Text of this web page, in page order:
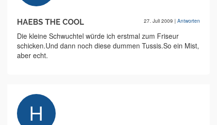
HAEBS THE COOL 27. Juli 2009 | Antworten
Die kleine Schwuchtel würde ich erstmal zum Friseur
schicken.Und dann noch diese dummen Tussis.So ein Mist,
aber echt.